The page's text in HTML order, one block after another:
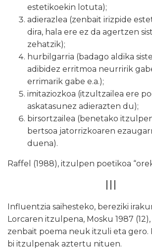
estetikoekin lotuta);
adierazlea (zenbait irizpide
dira, hala ere ez da agertzen
zehatzik);
hurbilgarria (badago aldika
adibidez erritmoa neurririk
errimarik gabe e.a.);
imitaziozkoa (itzultzailea ere
askatasunez adierazten du);
birsortzailea (benetako
bertsoa jatorrizkoaren
duena).
Raffel (1988), itzulpen poetikoa
III
Influentzia saihesteko, bereziki
Lorcaren itzulpena, Mosku 1987
zenbait poema neuk itzuli eta gero.
bi itzulpenak aztertu nituen.